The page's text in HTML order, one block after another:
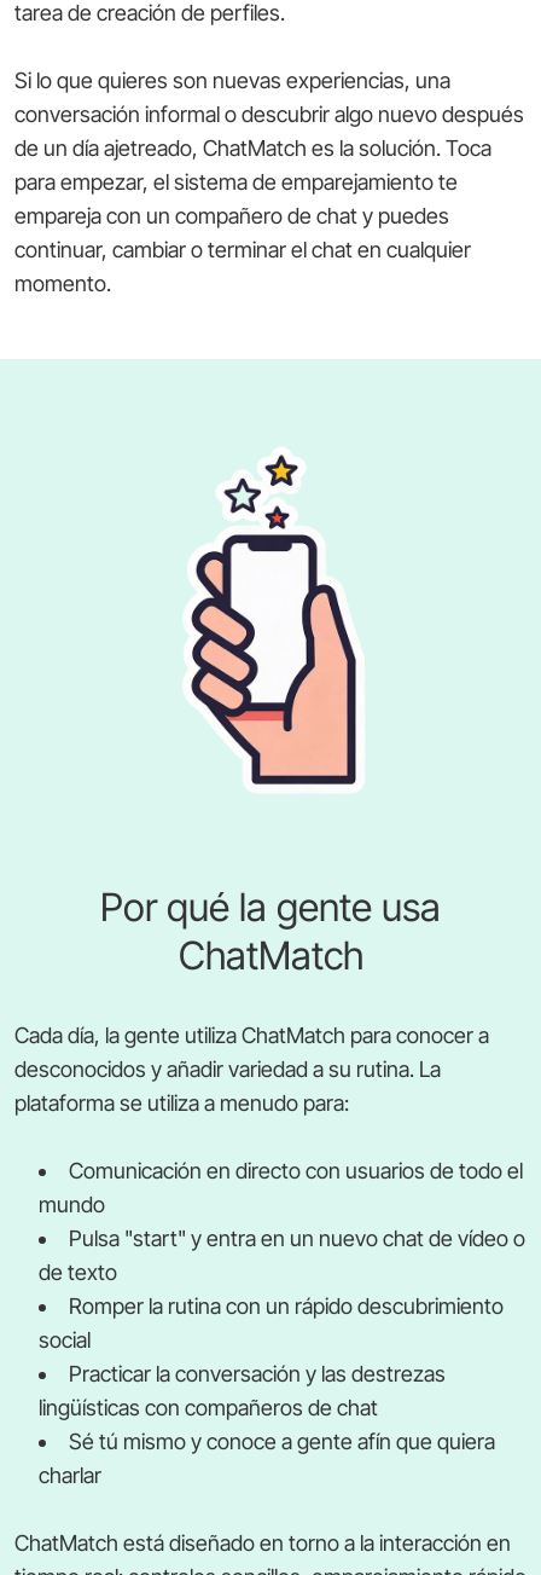
tarea de creación de perfiles.
Si lo que quieres son nuevas experiencias, una
conversación informal o descubrir algo nuevo después
de un día ajetreado, ChatMatch es la solución. Toca
para empezar, el sistema de emparejamiento te
empareja con un compañero de chat y puedes
continuar, cambiar o terminar el chat en cualquier
momento.
Por qué la gente usa
ChatMatch
Cada día, la gente utiliza ChatMatch para conocer a
desconocidos y añadir variedad a su rutina. La
plataforma se utiliza a menudo para:
Comunicación en directo con usuarios de todo el
mundo
Pulsa "start" y entra en un nuevo chat de vídeo o
de texto
Romper la rutina con un rápido descubrimiento
social
Practicar la conversación y las destrezas
lingüísticas con compañeros de chat
Sé tú mismo y conoce a gente afín que quiera
charlar
ChatMatch está diseñado en torno a la interacción en